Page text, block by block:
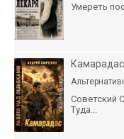
Умереть
Камарадас
Советский
Туда...